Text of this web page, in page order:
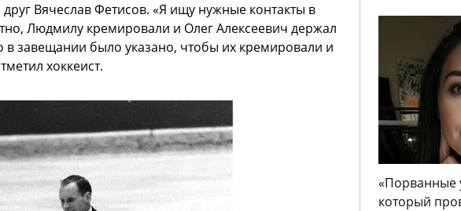
Вячеслав Фетисов. «Я ищу нужные контакты в
Людмилу кремировали и Олег Алексеевич держал
в завещании было указано, чтобы их кремировали и
хоккеист.
«Порванные
который